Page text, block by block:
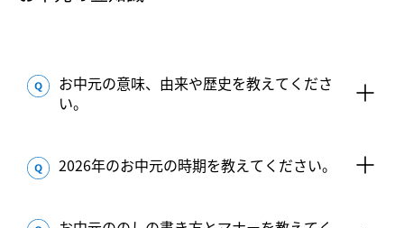
お中元の意味、由来や歴史を教えてくださ
い。
2026年のお中元の時期を教えてください。